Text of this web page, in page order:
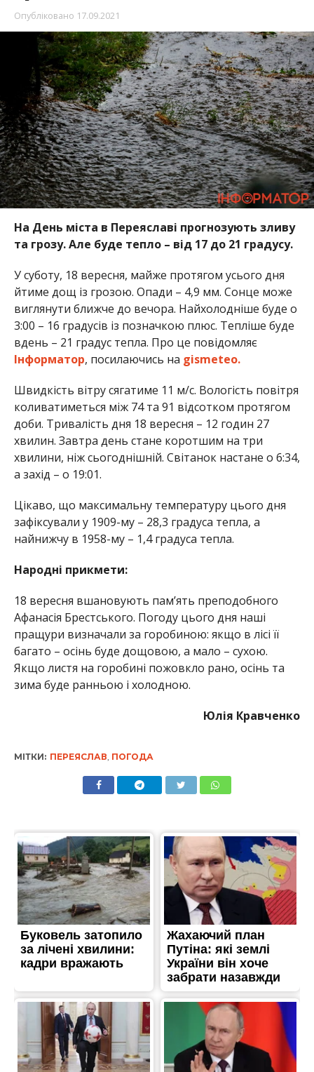
Опубліковано 17.09.2021
На День міста в Переяславі прогнозують зливу
та грозу. Але буде тепло – від 17 до 21 градусу.
У суботу, 18 вересня, майже протягом усього дня
йтиме дощ із грозою. Опади – 4,9 мм. Сонце може
виглянути ближче до вечора. Найхолодніше буде о
3:00 – 16 градусів із позначкою плюс. Тепліше буде
вдень – 21 градус тепла. Про це повідомляє
Інформатор, посилаючись на gismeteo.
Швидкість вітру сягатиме 11 м/с. Вологість повітря
коливатиметься між 74 та 91 відсотком протягом
доби. Тривалість дня 18 вересня – 12 годин 27
хвилин. Завтра день стане коротшим на три
хвилини, ніж сьогоднішній. Світанок настане о 6:34,
а захід – о 19:01.
Цікаво, що максимальну температуру цього дня
зафіксували у 1909-му – 28,3 градуса тепла, а
найнижчу в 1958-му – 1,4 градуса тепла.
Народні прикмети:
18 вересня вшановують пам’ять преподобного
Афанасія Брестського. Погоду цього дня наші
пращури визначали за горобиною: якщо в лісі її
багато – осінь буде дощовою, а мало – сухою.
Якщо листя на горобині пожовкло рано, осінь та
зима буде ранньою і холодною.
Юлія Кравченко
МІТКИ: ПЕРЕЯСЛАВ, ПОГОДА